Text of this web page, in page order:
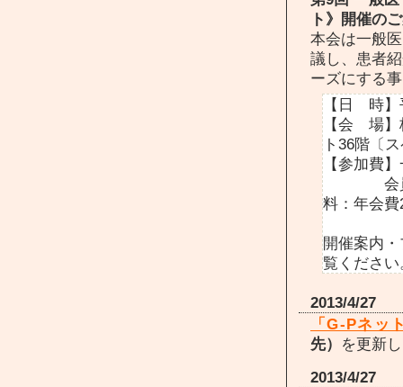
ト》開催の
本会は一般
議し、患者
ーズにする
【日 時
【会 場】
ト36階〔
【参加費
会員以
料：年会
開催案内
覧ください
2013/4/27
「G-Pネッ
先） を更新
2013/4/27